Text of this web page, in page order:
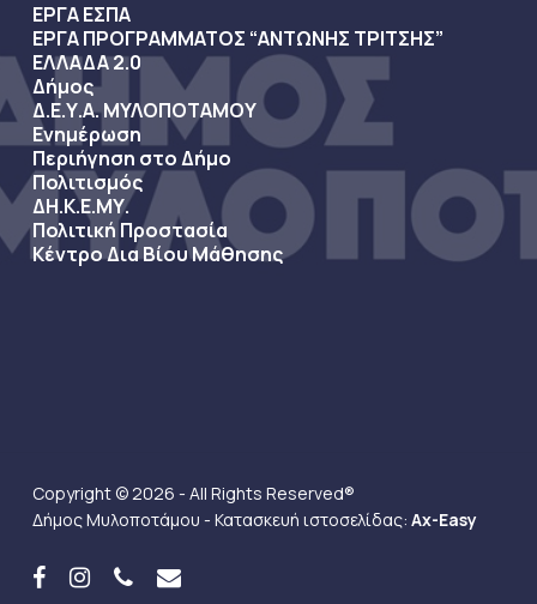
ΕΡΓΑ ΕΣΠΑ
ΕΡΓΑ ΠΡΟΓΡΑΜΜΑΤΟΣ “ΑΝΤΩΝΗΣ ΤΡΙΤΣΗΣ”
ΕΛΛΑΔΑ 2.0
Δήμος
Δ.Ε.Υ.Α. ΜΥΛΟΠΟΤΑΜΟΥ
Ενημέρωση
Περιήγηση στο Δήμο
Πολιτισμός
ΔΗ.Κ.Ε.ΜΥ.
Πολιτική Προστασία
Κέντρο Δια Βίου Μάθησης
Copyright © 2026 - All Rights Reserved®
Δήμος Μυλοποτάμου - Κατασκευή ιστοσελίδας: Ax-Easy
facebookinstagramphoneemail